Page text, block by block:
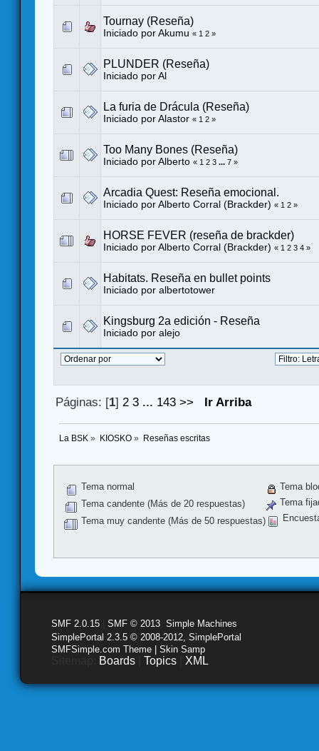
Tournay (Reseña)
Iniciado por Akumu « 1 2 »
PLUNDER (Reseña)
Iniciado por Al
La furia de Drácula (Reseña)
Iniciado por Alastor « 1 2 »
Too Many Bones (Reseña)
Iniciado por Alberto « 1 2 3 ... 7 »
Arcadia Quest: Reseña emocional.
Iniciado por Alberto Corral (Brackder) « 1 2 »
HORSE FEVER (reseña de brackder)
Iniciado por Alberto Corral (Brackder) « 1 2 3 4 »
Habitats. Reseña en bullet points
Iniciado por albertotower
Kingsburg 2a edición - Reseña
Iniciado por alejo
Páginas: [1] 2 3 ... 143 >> Ir Arriba
La BSK » KIOSKO» Reseñas escritas
Tema normal
Tema candente (Más de 20 respuestas)
Tema muy candente (Más de 50 respuestas)
Tema
Tema
SMF 2.0.15 SMF © 2013 Simple Machines
SimplePortal 2.3.5 © 2008-2012, SimplePortal
SMFSimple.com Theme | Skin Samp
Boards Topics XML